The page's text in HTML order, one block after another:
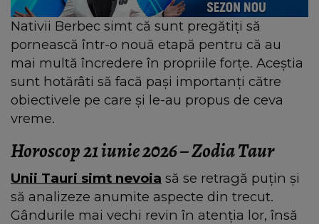
Nativii Berbec simt că sunt pregătiți să
pornească într-o nouă etapă pentru că au
mai multă încredere în propriile forțe. Aceștia
sunt hotărâti să facă pași importanți către
obiectivele pe care și le-au propus de ceva
vreme.
Horoscop 21 iunie 2026 – Zodia Taur
Unii Tauri simt nevoia să se retragă puțin și
să analizeze anumite aspecte din trecut.
Gândurile mai vechi revin în atenția lor, însă